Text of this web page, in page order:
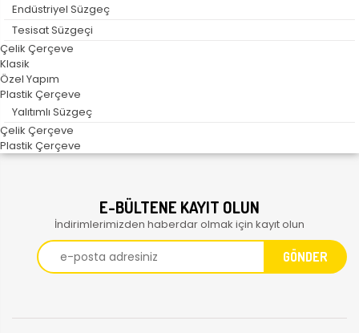
Endüstriyel Süzgeç
Tesisat Süzgeçi
Çelik Çerçeve
Klasik
Özel Yapım
Plastik Çerçeve
Yalıtımlı Süzgeç
Çelik Çerçeve
Plastik Çerçeve
E-BÜLTENE KAYIT OLUN
İndirimlerimizden haberdar olmak için kayıt olun